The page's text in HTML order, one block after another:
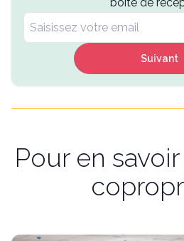
Suivant
Pour en